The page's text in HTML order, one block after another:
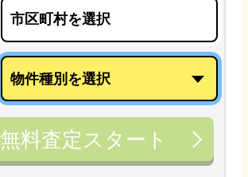
無料査定スタート